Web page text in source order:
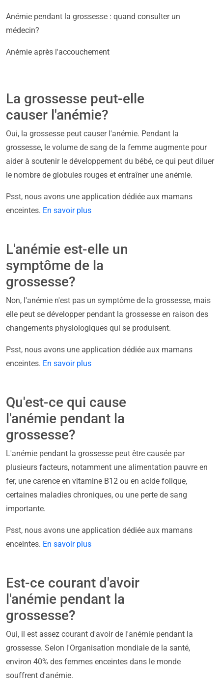
Anémie pendant la grossesse : quand consulter un
médecin?
Anémie après l'accouchement
La grossesse peut-elle
causer l'anémie?
Oui, la grossesse peut causer l'anémie. Pendant la
grossesse, le volume de sang de la femme augmente pour
aider à soutenir le développement du bébé, ce qui peut diluer
le nombre de globules rouges et entraîner une anémie.
Psst, nous avons une application dédiée aux mamans
enceintes. En savoir plus
L'anémie est-elle un
symptôme de la
grossesse?
Non, l'anémie n'est pas un symptôme de la grossesse, mais
elle peut se développer pendant la grossesse en raison des
changements physiologiques qui se produisent.
Psst, nous avons une application dédiée aux mamans
enceintes. En savoir plus
Qu'est-ce qui cause
l'anémie pendant la
grossesse?
L'anémie pendant la grossesse peut être causée par
plusieurs facteurs, notamment une alimentation pauvre en
fer, une carence en vitamine B12 ou en acide folique,
certaines maladies chroniques, ou une perte de sang
importante.
Psst, nous avons une application dédiée aux mamans
enceintes. En savoir plus
Est-ce courant d'avoir
l'anémie pendant la
grossesse?
Oui, il est assez courant d'avoir de l'anémie pendant la
grossesse. Selon l'Organisation mondiale de la santé,
environ 40% des femmes enceintes dans le monde
souffrent d'anémie.